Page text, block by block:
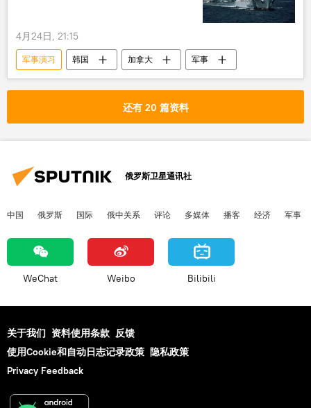
4月24日, 21:15
军事演习 韩国 加拿大 军事
还有 20 篇资料
俄罗斯卫星通讯社
中国 俄罗斯 国际 俄中关系 评论 多媒体 播客 经济 军事
WeChat Weibo Bilibili
关于我们 资料使用条款 反馈
使用Cookie和自动日志记录政策 隐私政策
Privacy Feedback